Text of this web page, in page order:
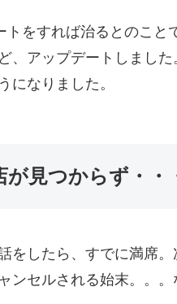
をすれば治るとのこと
、アップデートしました
になりました。
見つからず・・
をしたら、すでに満席。
ンセルされる始末。。